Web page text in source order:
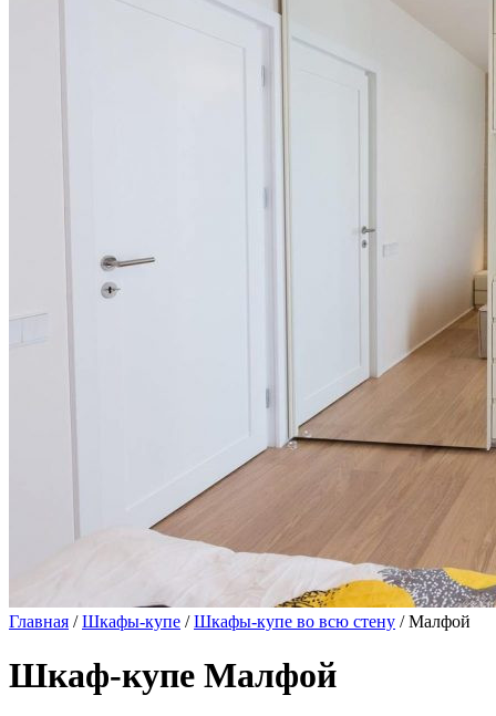
Главная /Шкафы-купе /Шкафы-купе во всю стену / Малфой
Шкаф-купе Малфой